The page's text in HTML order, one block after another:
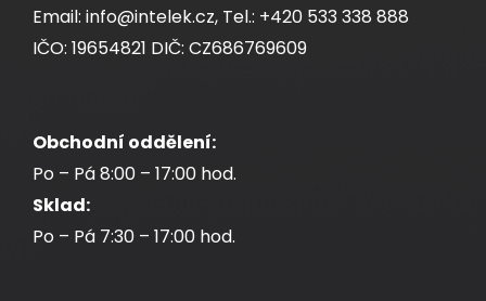
Email: info@intelek.cz, Tel.: +420 533 338 888
IČO: 19654821 DIČ: CZ686769609
Obchodní oddělení:
Po – Pá 8:00 – 17:00 hod.
Sklad:
Po – Pá 7:30 – 17:00 hod.